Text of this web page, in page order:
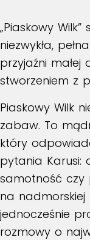
„Piaskowy
niezwykła,
przyjaźni małej
stworzeniem z
Piaskowy Wilk
zabaw. To
który
pytania Karusi:
samotność czy
na nadmorskiej
jednocześnie
rozmowy o